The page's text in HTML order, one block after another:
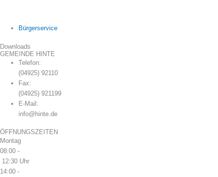
Bürgerservice
Downloads
GEMEINDE HINTE
Telefon:
(04925) 92110
Fax:
(04925) 921199
E-Mail:
info@hinte.de
ÖFFNUNGSZEITEN
Montag
08:00 -
12:30 Uhr
14:00 -